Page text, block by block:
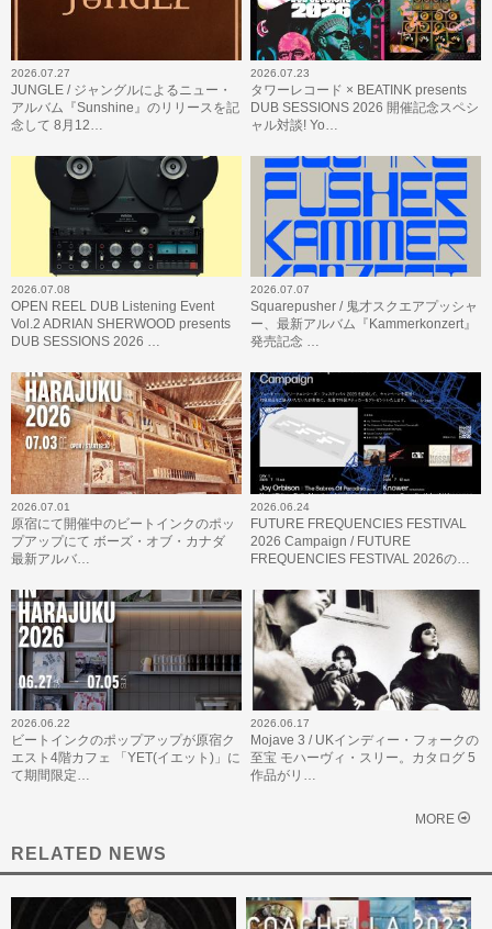
2026.07.27
JUNGLE / ジャングルによるニュー・
アルバム『Sunshine』のリリースを記
念して 8月12…
2026.07.23
タワーレコード × BEATINK presents
DUB SESSIONS 2026 開催記念スペシ
ャル対談! Yo…
2026.07.08
OPEN REEL DUB Listening Event
Vol.2 ADRIAN SHERWOOD presents
DUB SESSIONS 2026 …
2026.07.07
Squarepusher / 鬼才スクエアプッシャ
ー、最新アルバム『Kammerkonzert』
発売記念 …
2026.07.01
原宿にて開催中のビートインクのポッ
プアップにて ボーズ・オブ・カナダ
最新アルバ…
2026.06.24
FUTURE FREQUENCIES FESTIVAL
2026 Campaign / FUTURE
FREQUENCIES FESTIVAL 2026の…
2026.06.22
ビートインクのポップアップが原宿ク
エスト4階カフェ 「YET(イエット)」に
て期間限定…
2026.06.17
Mojave 3 / UKインディー・フォークの
至宝 モハーヴィ・スリー。カタログ 5
作品がリ…
MORE
RELATED NEWS